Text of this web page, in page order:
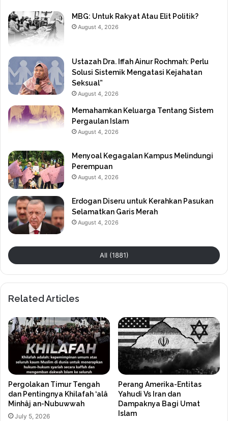
MBG: Untuk Rakyat Atau Elit Politik?
August 4, 2026
Ustazah Dra. Iffah Ainur Rochmah: Perlu
Solusi Sistemik Mengatasi Kejahatan
Seksual”
August 4, 2026
Memahamkan Keluarga Tentang Sistem
Pergaulan Islam
August 4, 2026
Menyoal Kegagalan Kampus Melindungi
Perempuan
August 4, 2026
Erdogan Diseru untuk Kerahkan Pasukan
Selamatkan Garis Merah
August 4, 2026
All (1881)
Related Articles
Pergolakan Timur Tengah
dan Pentingnya Khilafah ‘alâ
Minhâj an-Nubuwwah
July 5, 2026
Perang Amerika-Entitas
Yahudi Vs Iran dan
Dampaknya Bagi Umat
Islam